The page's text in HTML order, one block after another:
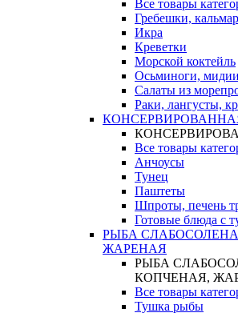
Все товары
Гребешки,
Икра
Креветки
Морской коктейль
Осьминоги,
Салаты из
Раки, лангусты,
Все товары
Анчоусы
Тунец
Паштеты
Шпроты, печень
Готовые блюда с
РЫБА
ЖАРЕНАЯ
РЫБА
КОПЧЕНАЯ,
Все товары
Тушка рыбы